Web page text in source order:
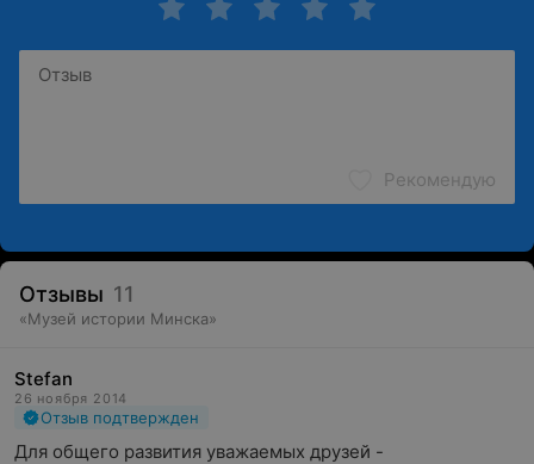
Рекомендую
Отзывы 11
«Музей истории Минска»
Stefan
26 ноября 2014
Отзыв подтвержден
Для общего развития уважаемых друзей -